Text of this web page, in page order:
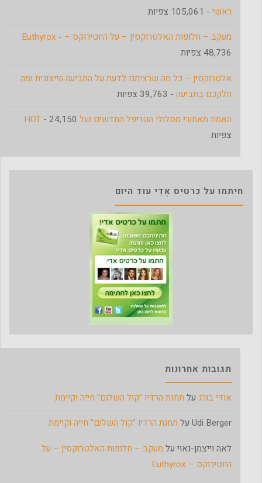
ראשי - 105,061 צפיות
מעקב – חלופות האלטרוקסין – על היוטירוקס – Euthyrox -
48,736 צפיות
אלטרוקסין – כל מה שרציתם לדעת על התביעה הייצוגית ומה
חלקכם בתביעה - 39,763 צפיות
האמת מאחורי מסלולי הטריפל החדשים של HOT - 24,150
צפיות
חיתמו על כרטיס אָדִי עוד היום
תגובות אחרונות
אודי בורג על תחנת הרדיו "קול השלום" חייה וקיימת
Udi Berger על תחנת הרדיו "קול השלום" חייה וקיימת
לאה וייצמן-נאוי על מעקב – חלופות האלטרוקסין – על
היוטירוקס – Euthyrox